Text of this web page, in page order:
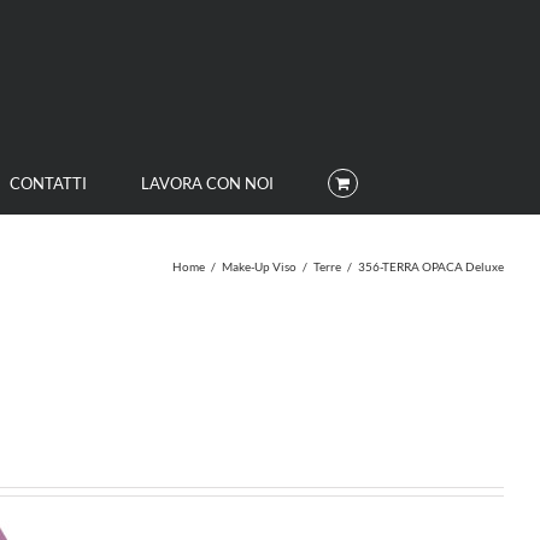
CONTATTI LAVORA CON NOI
Home / Make-Up Viso / Terre / 356-TERRA OPACA Deluxe